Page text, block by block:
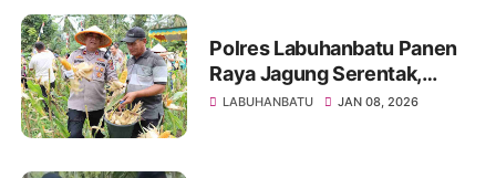
Polres Labuhanbatu Panen
Raya Jagung Serentak,
Dukung Ketahanan Pangan
LABUHANBATU JAN 08, 2026